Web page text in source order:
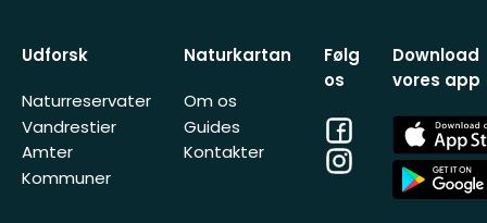
Udforsk
Naturreservater
Vandrestier
Amter
Kommuner
Naturkartan
Om os
Guides
Kontakter
Følg
os
Facebook
Instagram
Download
vores app
App
Store
App
Store